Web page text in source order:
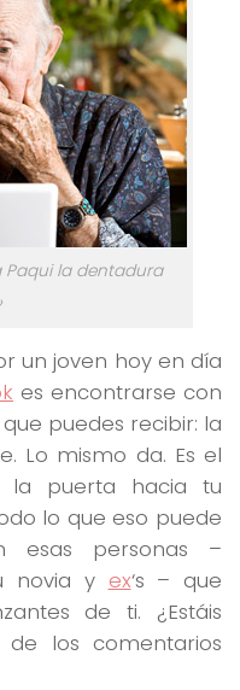
Paqui la dentadura
un joven hoy en día
es encontrarse con
puedes recibir: la
Lo mismo da. Es el
puerta hacia tu
lo que eso puede
esas personas –
novia y ex‘s – que
de ti. ¿Estáis
los comentarios